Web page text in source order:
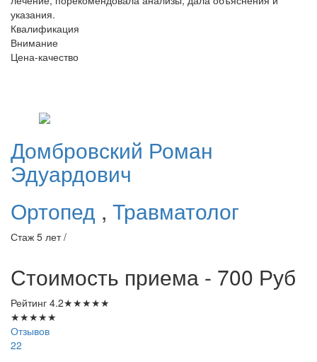
указания.
Квалификация
Внимание
Цена-качество
Домбровский Роман
Эдуардович
Ортопед , Травматолог
Стаж 5 лет /
Стоимость приема - 700 Руб
Рейтинг 4.2★★★★★
★★★★★
Отзывов
22